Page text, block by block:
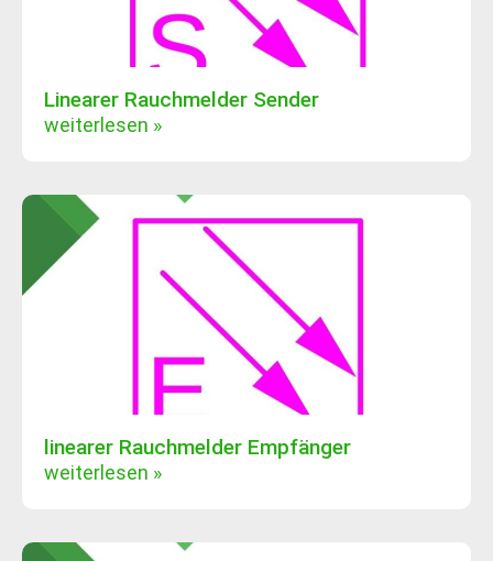
Linearer Rauchmelder Sender
weiterlesen »
linearer Rauchmelder Empfänger
weiterlesen »